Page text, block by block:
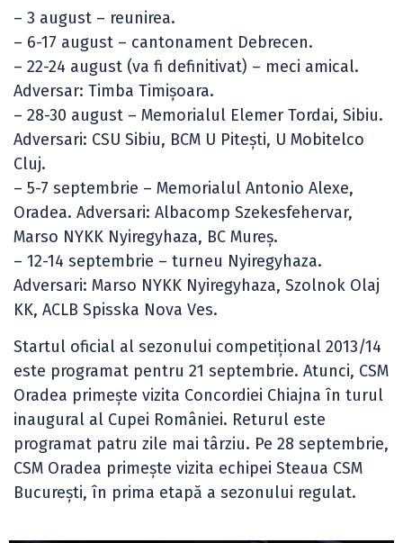
– 3 august – reunirea.
– 6-17 august – cantonament Debrecen.
– 22-24 august (va fi definitivat) – meci amical.
Adversar: Timba Timișoara.
– 28-30 august – Memorialul Elemer Tordai, Sibiu.
Adversari: CSU Sibiu, BCM U Pitești, U Mobitelco
Cluj.
– 5-7 septembrie – Memorialul Antonio Alexe,
Oradea. Adversari: Albacomp Szekesfehervar,
Marso NYKK Nyiregyhaza, BC Mureș.
– 12-14 septembrie – turneu Nyiregyhaza.
Adversari: Marso NYKK Nyiregyhaza, Szolnok Olaj
KK, ACLB Spisska Nova Ves.
Startul oficial al sezonului competițional 2013/14
este programat pentru 21 septembrie. Atunci, CSM
Oradea primește vizita Concordiei Chiajna în turul
inaugural al Cupei României. Returul este
programat patru zile mai târziu. Pe 28 septembrie,
CSM Oradea primește vizita echipei Steaua CSM
București, în prima etapă a sezonului regulat.